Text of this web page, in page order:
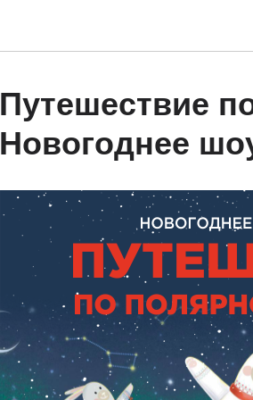
Путешествие
Новогоднее